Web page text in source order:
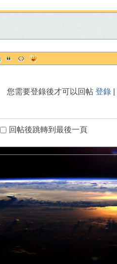
您需要登錄後才可以回帖 登錄|
回帖後跳轉到最後一頁